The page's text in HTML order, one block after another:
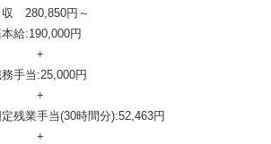
280,850円～
給:190,000円
手当:25,000円
残業手当(30時間分):52,463円